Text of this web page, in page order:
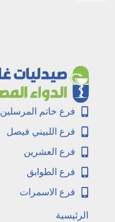
فرع خاتم المرسلين
فرع اللبيني فيصل
فرع العشرين
فرع الطوابق
فرع الاسمرات
الرئيسية